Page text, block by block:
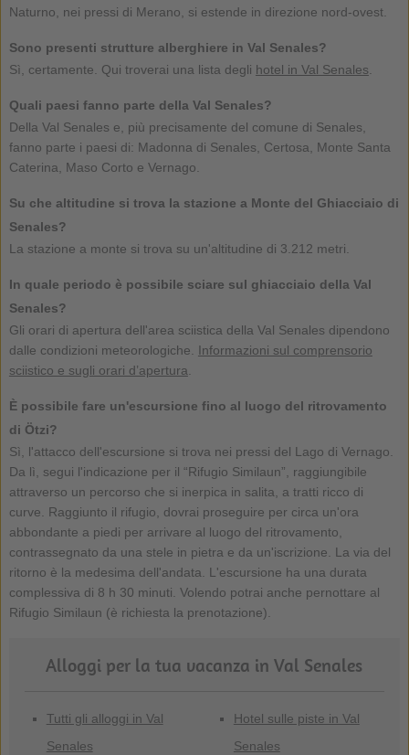
Naturno, nei pressi di Merano, si estende in direzione nord-ovest.
Sono presenti strutture alberghiere in Val Senales?
Sì, certamente. Qui troverai una lista degli hotel in Val Senales
Quali paesi fanno parte della Val Senales?
Della Val Senales e, più precisamente del comune di Senales,
fanno parte i paesi di: Madonna di Senales, Certosa, Monte Santa
Caterina, Maso Corto e Vernago.
Su che altitudine si trova la stazione a Monte del Ghiacciaio di
Senales?
La stazione a monte si trova su un'altitudine di 3.212 metri.
In quale periodo è possibile sciare sul ghiacciaio della Val
Senales?
Gli orari di apertura dell'area sciistica della Val Senales dipendono
dalle condizioni meteorologiche. Informazioni sul comprensorio
sciistico e sugli orari d’apertura
È possibile fare un'escursione fino al luogo del ritrovamento
di Ötzi?
Sì, l'attacco dell'escursione si trova nei pressi del Lago di Vernago.
Da lì, segui l'indicazione per il “Rifugio Similaun”, raggiungibile
attraverso un percorso che si inerpica in salita, a tratti ricco di
curve. Raggiunto il rifugio, dovrai proseguire per circa un'ora
abbondante a piedi per arrivare al luogo del ritrovamento,
contrassegnato da una stele in pietra e da un'iscrizione. La via del
ritorno è la medesima dell'andata. L'escursione ha una durata
complessiva di 8 h 30 minuti. Volendo potrai anche pernottare al
Rifugio Similaun (è richiesta la prenotazione).
Alloggi per la tua vacanza in Val Senales
Tutti gli alloggi in Val
Senales
Hotel sulle piste in Val
Senales